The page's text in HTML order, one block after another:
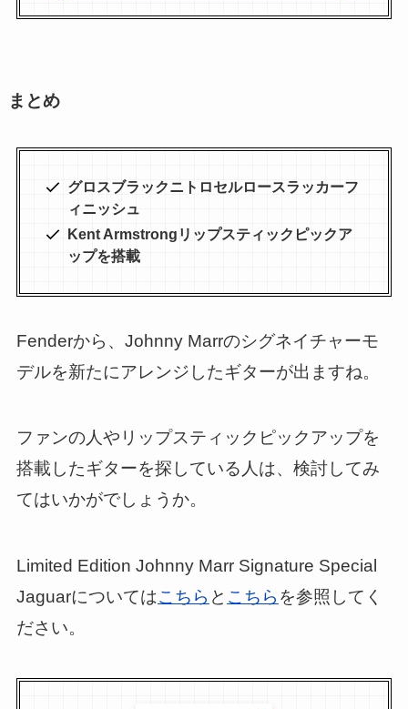
まとめ
グロスブラックニトロセルロースラッカーフ
ィニッシュ
Kent Armstrongリップスティックピックア
ップを搭載
Fenderから、Johnny Marrのシグネイチャーモ
デルを新たにアレンジしたギターが出ますね。
ファンの人やリップスティックピックアップを
搭載したギターを探している人は、検討してみ
てはいかがでしょうか。
Limited Edition Johnny Marr Signature Special
Jaguarについてはこちら と こちら を参照してく
ださい。